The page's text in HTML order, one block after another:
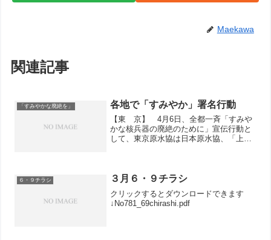
Maekawa
関連記事
「すみやかな廃絶を」 各地で「すみやか」署名行動
【東 京】 4月6日、全都一斉「すみや
かな核兵器の廃絶のために」宣伝行動と
して、東京原水協は日本原水協、「上野
日とあって、平日にもかか...
６・９チラシ ３月６・９チラシ
クリックするとダウンロードできます
↓No781_69chirashi.pdf